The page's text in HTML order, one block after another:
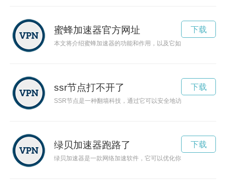
蜜蜂加速器官方网址
本文将介绍蜜蜂加速器的功能和作用，以及它如何提升我们的
下载
ssr节点打不开了
SSR节点是一种翻墙科技，通过它可以安全地访问被封锁的网
下载
绿贝加速器跑路了
绿贝加速器是一款网络加速软件，它可以优化你的网络连接，
下载